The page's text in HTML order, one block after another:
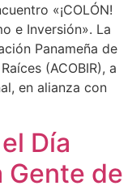
«¡COLÓN!
e Inversión». La
Panameña de
(ACOBIR), a
en alianza con
Día
Gente de